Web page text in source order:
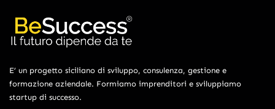
E’ un progetto siciliano di sviluppo, consulenza, gestione e
formazione aziendale. Formiamo imprenditori e sviluppiamo
startup di successo.